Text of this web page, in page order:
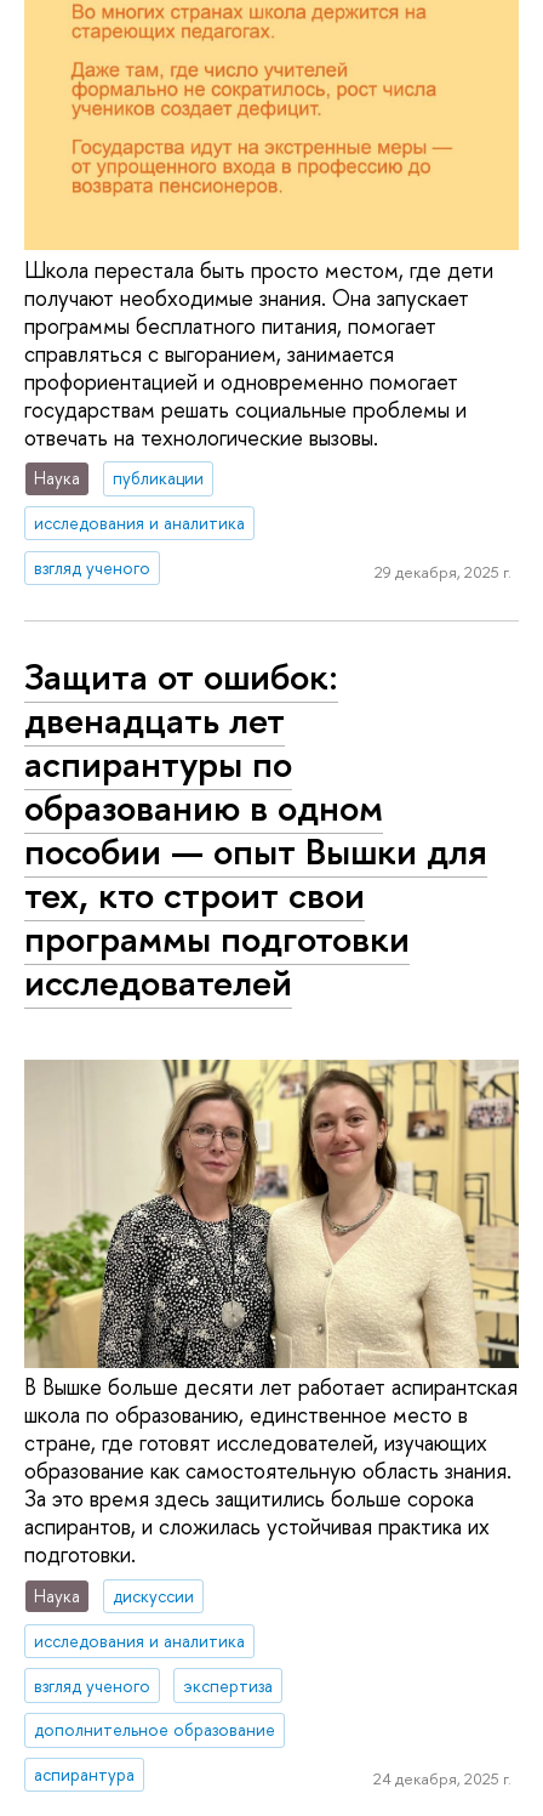
Школа перестала быть просто местом, где дети
получают необходимые знания. Она запускает
программы бесплатного питания, помогает
справляться с выгоранием, занимается
профориентацией и одновременно помогает
государствам решать социальные проблемы и
отвечать на технологические вызовы.
Наука
публикации
исследования и аналитика
взгляд ученого
29 декабря, 2025 г.
Защита от ошибок:
двенадцать лет
аспирантуры по
образованию в одном
пособии — опыт Вышки для
тех, кто строит свои
программы подготовки
исследователей
В Вышке больше десяти лет работает аспирантская
школа по образованию, единственное место в
стране, где готовят исследователей, изучающих
образование как самостоятельную область знания.
За это время здесь защитились больше сорока
аспирантов, и сложилась устойчивая практика их
подготовки.
Наука
дискуссии
исследования и аналитика
взгляд ученого
экспертиза
дополнительное образование
аспирантура
24 декабря, 2025 г.